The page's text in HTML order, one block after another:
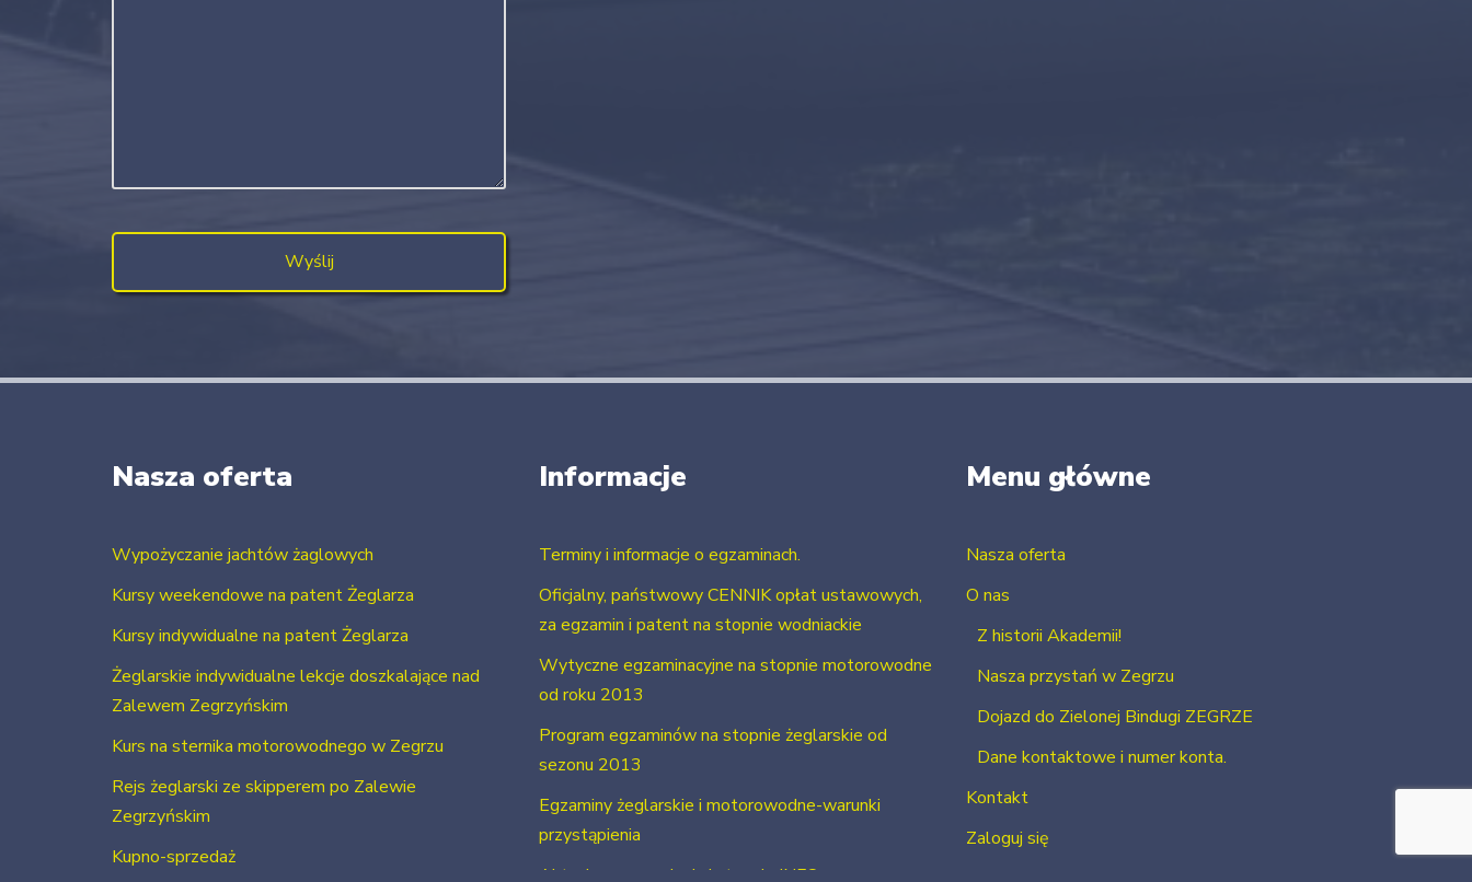
Nasza oferta
Wypożyczanie jachtów żaglowych
Kursy weekendowe na patent Żeglarza
Kursy indywidualne na patent Żeglarza
Żeglarskie indywidualne lekcje doszkalające nad
Zalewem Zegrzyńskim
Kurs na sternika motorowodnego w Zegrzu
Rejs żeglarski ze skipperem po Zalewie
Zegrzyńskim
Kupno-sprzedaż
Informacje
Terminy i informacje o egzaminach.
Oficjalny, państwowy CENNIK opłat ustawowych,
za egzamin i patent na stopnie wodniackie
Wytyczne egzaminacyjne na stopnie motorowodne
od roku 2013
Program egzaminów na stopnie żeglarskie od
sezonu 2013
Egzaminy żeglarskie i motorowodne-warunki
przystąpienia
Aktualne uprawnienia i stopnie INFO
Menu główne
Nasza oferta
O nas
Z historii Akademii!
Nasza przystań w Zegrzu
Dojazd do Zielonej Bindugi ZEGRZE
Dane kontaktowe i numer konta.
Kontakt
Zaloguj się